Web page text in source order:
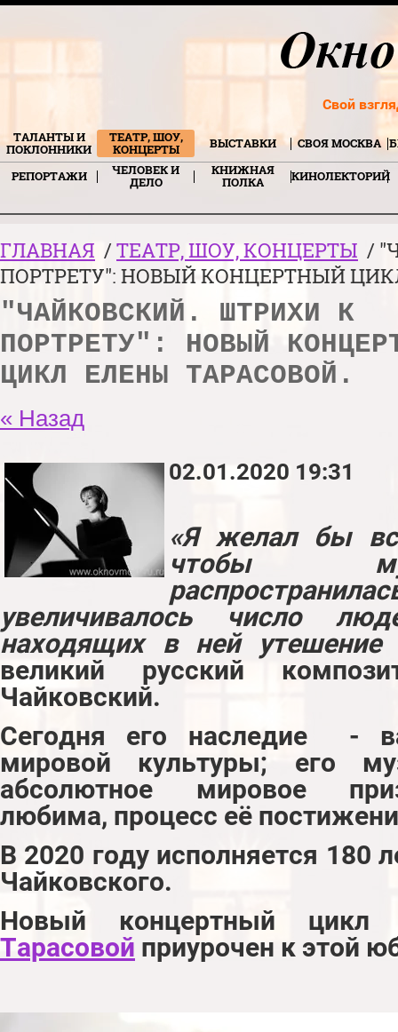
Свой
ТАЛАНТЫ И
ПОКЛОННИКИ
ТЕАТР, ШОУ,
КОНЦЕРТЫ ВЫСТАВКИ СВОЯ МОСКВА
РЕПОРТАЖИ ЧЕЛОВЕК И
ДЕЛО
КНИЖНАЯ
ПОЛКА КИНОЛЕКТОРИЙ
ГЛАВНАЯ /ТЕАТР, ШОУ, КОНЦЕРТЫ /
ПОРТРЕТУ": НОВЫЙ КОНЦЕРТНЫЙ
"ЧАЙКОВСКИЙ. ШТРИХИ К
ПОРТРЕТУ": НОВЫЙ
ЦИКЛ ЕЛЕНЫ ТАРАСОВОЙ.
« Назад
02.01.2020 19:31
«Я желал бы
чтобы
увеличивалось число
находящих в ней
великий русский
Чайковский.
Сегодня его наследие -
мировой культуры; его
абсолютное мировое
любима, процесс её
В 2020 году исполняется 180
Чайковского.
Новый концертный цикл
Тарасовой приурочен к этой